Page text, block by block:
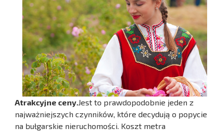
Atrakcyjne ceny.Jest to prawdopodobnie jeden z
najważniejszych czynników, które decydują o popycie
na bułgarskie nieruchomości. Koszt metra